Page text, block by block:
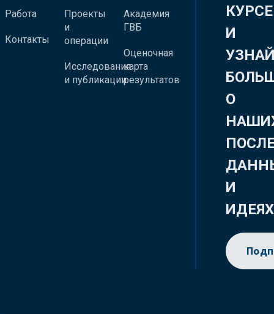
Работа
Контакты
Проекты
и
операции
Исследования
и публикации
Академия
ГВБ
Оценочная
карта
результатов
КУРСЕ
И
О
И
ИДЕЯХ